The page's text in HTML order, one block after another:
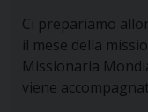
Ci prepariamo
il mese della
Missionaria
viene